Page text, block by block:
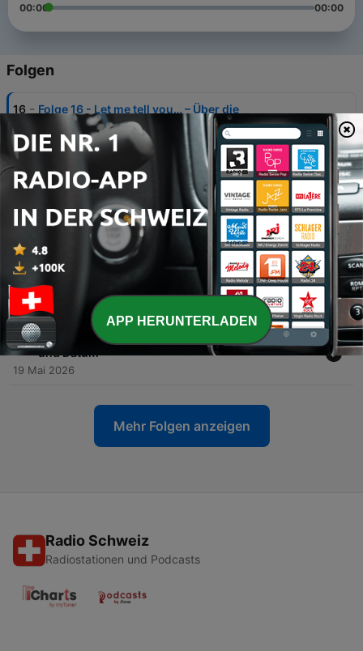
00:00 00:00
Folgen
16 - Folge 16 - Let me tell you… – Über die
Vergangenheit sprechen
26 Jun. 2026
15 - Folge 15 - Free time & plans – Freizeit, Pläne und
die Zukunft auf Englisch
Folge 14 - At home – My home, rooms, things, etc.
27 Mai 2026
13 - Folge 13 - Shopping with quantities + modal verbs
21 Mai 2026
12 - Folge 12 - Dates & appointments – Wochentage
und Datum
19 Mai 2026
Mehr Folgen anzeigen
Radio Schweiz
Radiostationen und Podcasts
APP HERUNTERLADEN